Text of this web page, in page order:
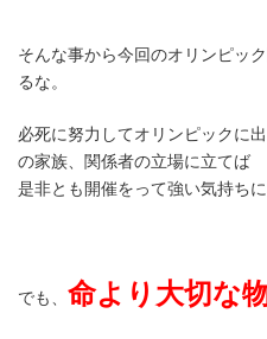
そんな事から今回のオリンピッ
るな。
必死に努力してオリンピックに
の家族、関係者の立場に立てば
是非とも開催をって強い気持ちに
でも、 命より大切な